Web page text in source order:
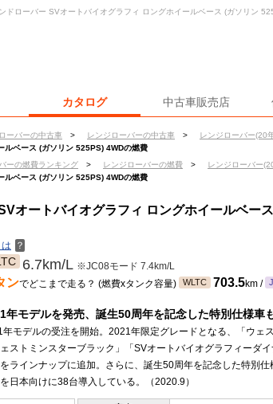
カタログ 中古車販売店
ーバーの中古車 > レンジローバーの中古車 > レンジローバー(20
ルベース (ガソリン 525PS) 4WDの燃費
ーの燃費ランキング > レンジローバーの燃費 > レンジローバー
ルベース (ガソリン 525PS) 4WDの燃費
ドローバー SVオートバイオグラフィ ロングホイールベース (ガソリン
オートバイオグラフィ ロングホイールベー
？
6.7km/L ※JC08モード 7.4km/L
ンでどこまで走る？ (燃費xタンク容量) WLTC 703.5km /
年モデルを発売、誕生50周年を記念した特別仕様車
モデルの受注を開始。2021年限定グレードとなる、「ウェス
ェストミンスターブラック」「SVオートバイオグラフィーダ
ラインナップに追加。さらに、誕生50周年を記念した特別仕
日本向けに38台導入している。（2020.9）